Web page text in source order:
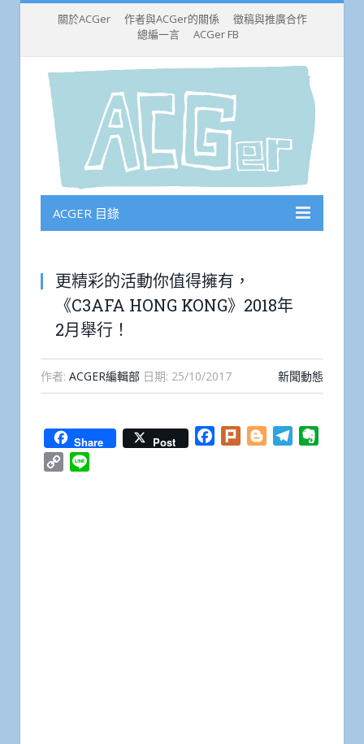
關於ACGer 作者與ACGer的關係
徵稿與推廣合作
總編一言
ACGer FB
ACGER 目錄
更精彩的活動你值得擁有，
《C3AFA HONG KONG》2018年
2月舉行！
作者: ACGER編輯部 日期: 25/10/2017 新聞動態
Share Post Facebook
Plurk BloggerTelegram
Copy